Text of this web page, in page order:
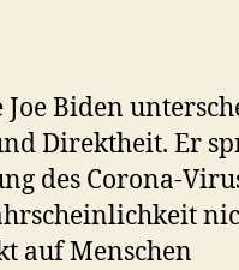
Biden
Direktheit. Er
des Corona-
auf Menschen